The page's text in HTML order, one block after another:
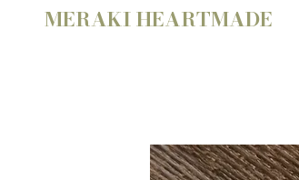
MERAKI HEARTMADE